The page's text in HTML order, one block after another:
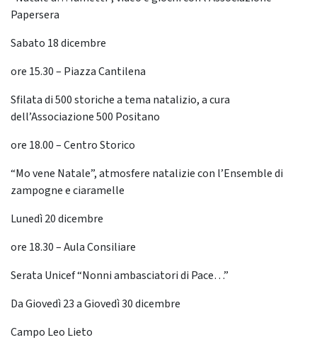
Papersera
Sabato 18 dicembre
ore 15.30 – Piazza Cantilena
Sfilata di 500 storiche a tema natalizio, a cura
dell’Associazione 500 Positano
ore 18.00 – Centro Storico
“Mo vene Natale”, atmosfere natalizie con l’Ensemble di
zampogne e ciaramelle
Lunedì 20 dicembre
ore 18.30 – Aula Consiliare
Serata Unicef “Nonni ambasciatori di Pace…”
Da Giovedì 23 a Giovedì 30 dicembre
Campo Leo Lieto